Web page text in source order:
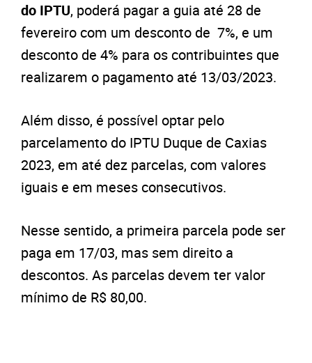
do IPTU, poderá pagar a guia até 28 de
fevereiro com um desconto de 7%, e um
desconto de 4% para os contribuintes que
realizarem o pagamento até 13/03/2023.
Além disso, é possível optar pelo
parcelamento do IPTU Duque de Caxias
2023, em até dez parcelas, com valores
iguais e em meses consecutivos.
Nesse sentido, a primeira parcela pode ser
paga em 17/03, mas sem direito a
descontos. As parcelas devem ter valor
mínimo de R$ 80,00.